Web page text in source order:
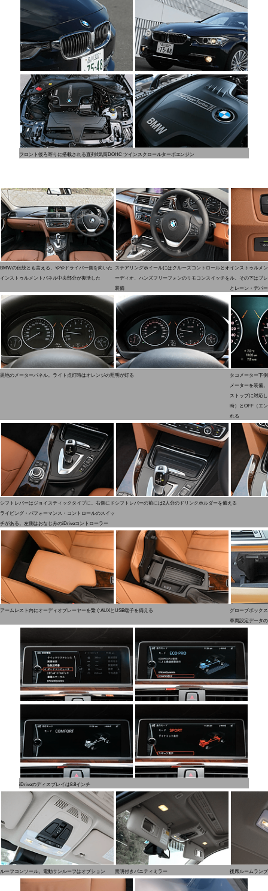
フロント後ろ寄りに搭載される直列4気筒DOHC ツインスクロールターボエンジン
BMWの伝統とも言える、ややドライバー側を向いた
インストゥルメントパネル中央部分が復活した
ステアリングホイールにはクルーズコントロールとオ
ーディオ、ハンズフリーフォンのリモコンスイッチを
装備
インストゥルメ
ル。その下はブ
とレーン・デパ
黒地のメーターパネル。ライト点灯時はオレンジの照明が灯る
タコメーター下
メーターを装備
ストップに対応
時）とOFF（エ
れる
シフトレバーはジョイスティックタイプに。右側にド
ライビング・パフォーマンス・コントロールのスイッ
チがある。左側はおなじみのiDriveコントローラー
シフトレバーの前には2人分のドリンクホルダーを備える
アームレスト内にオーディオプレーヤーを繋ぐAUXとUSB端子を備える
グローブボック
車両設定データ
iDriveのディスプレイは8.8インチ
ルーフコンソール。電動サンルーフはオプション 照明付きバニティミラー 後席ルームランプ